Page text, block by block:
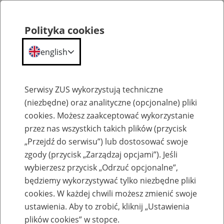
Szkolenia
Zaproś ZUS do siebie: Aktywni 50+
Polityka cookies
english
Serwisy ZUS wykorzystują techniczne
(niezbędne) oraz analityczne (opcjonalne) pliki
cookies. Możesz zaakceptować wykorzystanie
przez nas wszystkich takich plików (przycisk
„Przejdź do serwisu”) lub dostosować swoje
zgody (przycisk „Zarządzaj opcjami”). Jeśli
wybierzesz przycisk „Odrzuć opcjonalne”,
będziemy wykorzystywać tylko niezbędne pliki
cookies. W każdej chwili możesz zmienić swoje
ustawienia. Aby to zrobić, kliknij „Ustawienia
plików cookies” w stopce.